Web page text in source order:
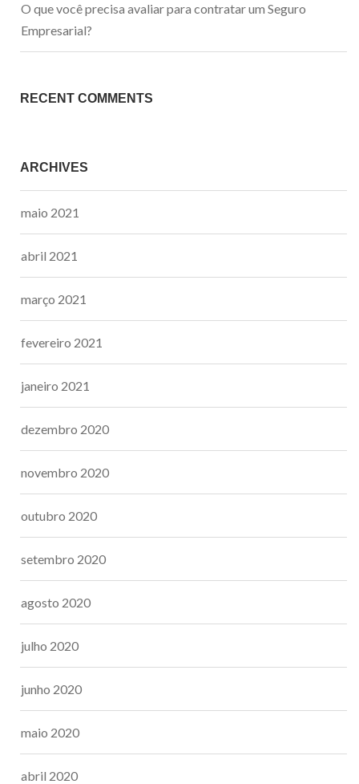
O que você precisa avaliar para contratar um Seguro
Empresarial?
RECENT COMMENTS
ARCHIVES
maio 2021
abril 2021
março 2021
fevereiro 2021
janeiro 2021
dezembro 2020
novembro 2020
outubro 2020
setembro 2020
agosto 2020
julho 2020
junho 2020
maio 2020
abril 2020